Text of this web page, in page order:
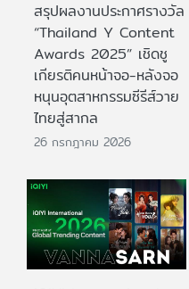
สรุปผลงานประกาศรางวัล
“Thailand Y Content
Awards 2025” เชิดชู
เกียรติคนหน้าจอ-หลังจอ
หนุนอุตสาหกรรมซีรีส์วาย
ไทยสู่สากล
26 กรกฎาคม 2026